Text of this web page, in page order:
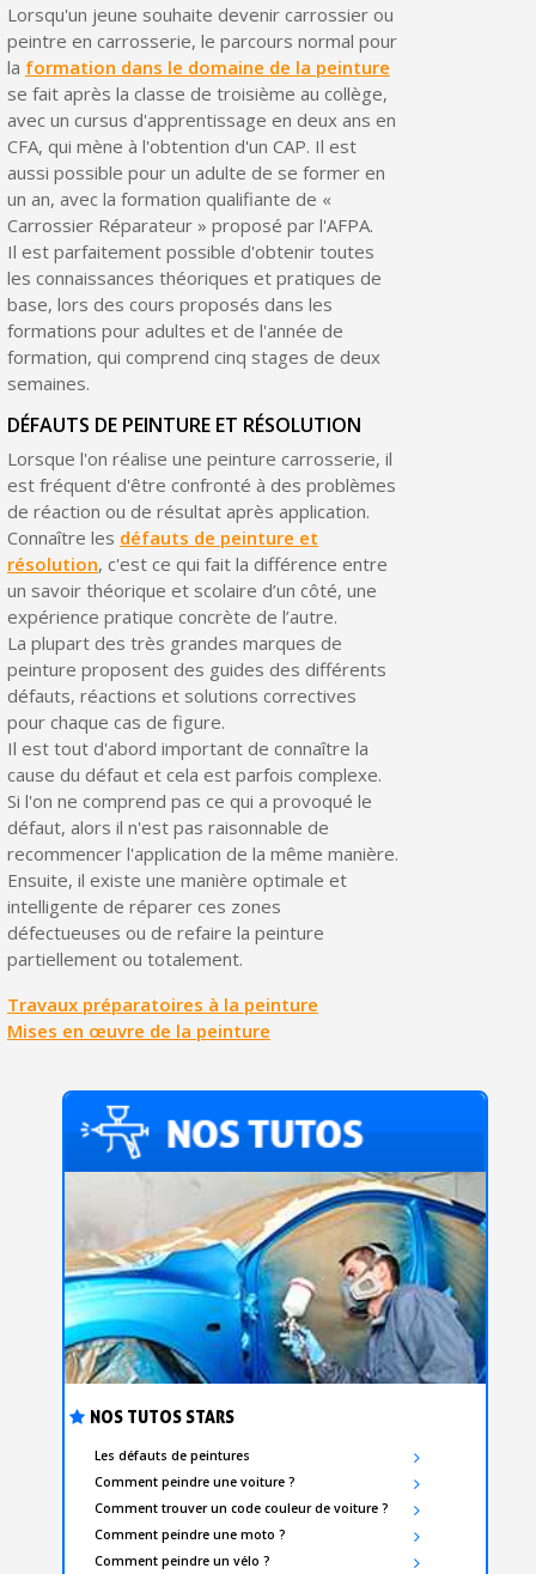
NOS TUTOS STARS
Les défauts de peintures
Comment peindre une voiture ?
Comment trouver un code couleur de voiture ?
Comment peindre une moto ?
Comment peindre un vélo ?
Lorsqu'un jeune souhaite devenir carrossier ou
peintre en carrosserie, le parcours normal pour
la formation dans le domaine de la peinture
se fait après la classe de troisième au collège,
avec un cursus d'apprentissage en deux ans en
CFA, qui mène à l'obtention d'un CAP. Il est
aussi possible pour un adulte de se former en
un an, avec la formation qualifiante de «
Carrossier Réparateur » proposé par l'AFPA.
Il est parfaitement possible d'obtenir toutes
les connaissances théoriques et pratiques de
base, lors des cours proposés dans les
formations pour adultes et de l'année de
formation, qui comprend cinq stages de deux
semaines.
DÉFAUTS DE PEINTURE ET RÉSOLUTION
Lorsque l'on réalise une peinture carrosserie, il
est fréquent d'être confronté à des problèmes
de réaction ou de résultat après application.
Connaître les défauts de peinture et
résolution, c'est ce qui fait la différence entre
un savoir théorique et scolaire d’un côté, une
expérience pratique concrète de l’autre.
La plupart des très grandes marques de
peinture proposent des guides des différents
défauts, réactions et solutions correctives
pour chaque cas de figure.
Il est tout d'abord important de connaître la
cause du défaut et cela est parfois complexe.
Si l'on ne comprend pas ce qui a provoqué le
défaut, alors il n'est pas raisonnable de
recommencer l'application de la même manière.
Ensuite, il existe une manière optimale et
intelligente de réparer ces zones
défectueuses ou de refaire la peinture
partiellement ou totalement.
Travaux préparatoires à la peinture
Mises en œuvre de la peinture